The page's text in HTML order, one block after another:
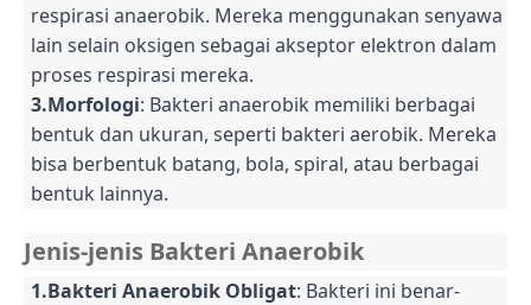
respirasi anaerobik. Mereka menggunakan senyawa
lain selain oksigen sebagai akseptor elektron dalam
proses respirasi mereka.
3.Morfologi: Bakteri anaerobik memiliki berbagai
bentuk dan ukuran, seperti bakteri aerobik. Mereka
bisa berbentuk batang, bola, spiral, atau berbagai
bentuk lainnya.
Jenis-jenis Bakteri Anaerobik
1.Bakteri Anaerobik Obligat: Bakteri ini benar-